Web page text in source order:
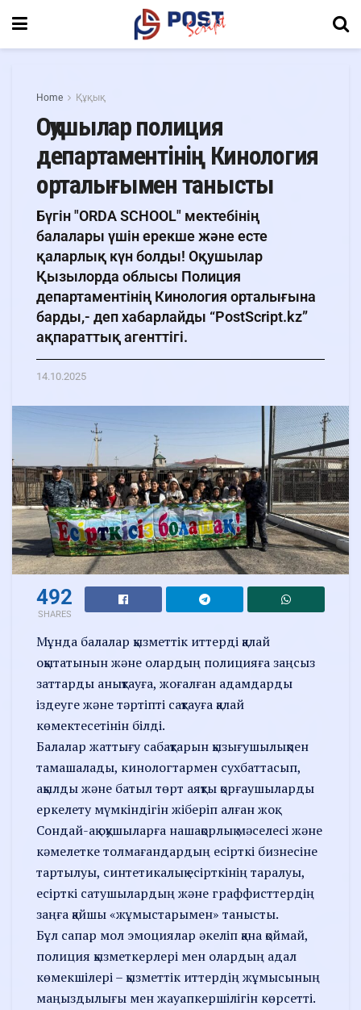
Home Құқық
Оқушылар полиция
департаментінің Кинология
орталығымен танысты
Бүгін "ORDA SCHOOL" мектебінің
балалары үшін ерекше және есте
қаларлық күн болды! Оқушылар
Қызылорда облысы Полиция
департаментінің Кинология орталығына
барды,- деп хабарлайды “PostScript.kz”
ақпараттық агенттігі.
14.10.2025
492
SHARES
Мұнда балалар қызметтік иттерді қалай
оқытатынын және олардың полицияға заңсыз
заттарды анықтауға, жоғалған адамдарды
іздеуге және тәртіпті сақтауға қалай
көмектесетінін білді.
Балалар жаттығу сабақтарын қызығушылықпен
тамашалады, кинологтармен сухбаттасып,
ақылды және батыл төрт аяқты қорғаушыларды
еркелету мүмкіндігін жіберіп алған жоқ.
Сондай-ақ оқушыларға нашақорлық мәселесі және
кәмелетке толмағандардың есірткі бизнесіне
тартылуы, синтетикалық есірткінің таралуы,
есірткі сатушылардың және граффисттердің
заңға қайшы «жұмыстарымен» танысты.
Бұл сапар мол эмоциялар әкеліп қана қоймай,
полиция қызметкерлері мен олардың адал
көмекшілері – қызметтік иттердің жұмысының
маңыздылығы мен жауапкершілігін көрсетті.